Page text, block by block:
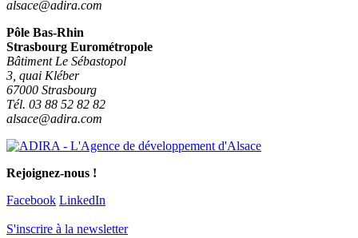
alsace@adira.com
Pôle Bas-Rhin
Strasbourg Eurométropole
Bâtiment Le Sébastopol
3, quai Kléber
67000 Strasbourg
Tél. 03 88 52 82 82
alsace@adira.com
Rejoignez-nous !
Facebook LinkedIn
S'inscrire à la newsletter